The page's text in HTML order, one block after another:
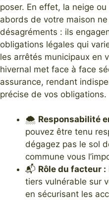
poser. En effet, la neige
abords de votre maison
désagréments : ils
obligations légales qui
les arrêtés municipaux en
hivernal met face à face
assurance, rendant
précise de vos obligations.
🌨 Responsabilité
pouvez être tenu
dégagez pas le sol
commune vous
📬 Rôle du facteur :
tiers vulnérable sur
en sécurisant les